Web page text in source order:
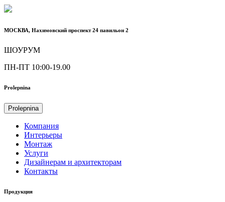
МОСКВА, Нахимовский проспект 24 павильон 2
ШОУРУМ
ПН-ПТ 10:00-19.00
Prolepnina
Prolepnina
Компания
Интерьеры
Монтаж
Услуги
Дизайнерам и архитекторам
Контакты
Продукция